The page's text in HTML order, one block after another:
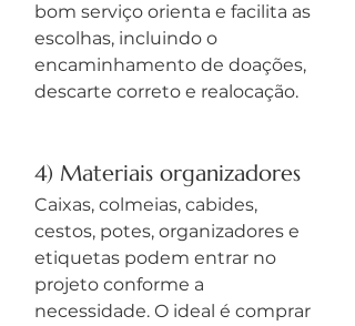
bom serviço orienta e facilita as
escolhas, incluindo o
encaminhamento de doações,
descarte correto e realocação.
4) Materiais organizadores
Caixas, colmeias, cabides,
cestos, potes, organizadores e
etiquetas podem entrar no
projeto conforme a
necessidade. O ideal é comprar